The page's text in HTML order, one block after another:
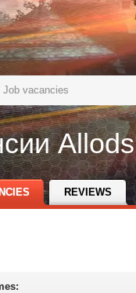
Job vacancies
REVIEWS